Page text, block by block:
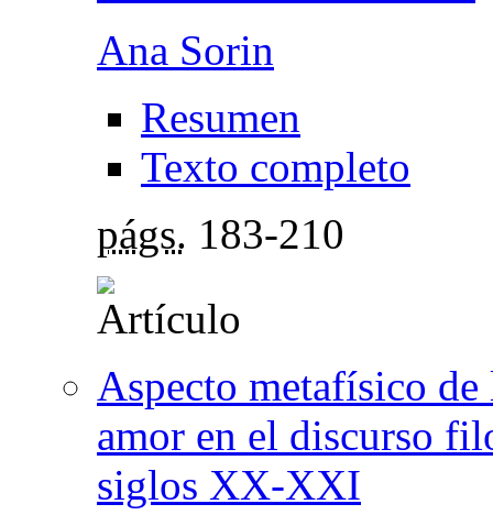
Ana Sorin
Resumen
Texto completo
págs. 183-210
Aspecto metafísico
amor en el discurso
siglos XX-XXI